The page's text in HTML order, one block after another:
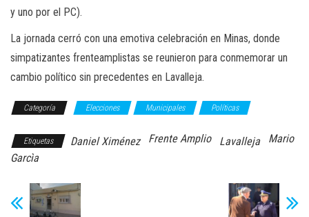
y uno por el PC).
La jornada cerró con una emotiva celebración en Minas, donde
simpatizantes frenteamplistas se reunieron para conmemorar un
cambio político sin precedentes en Lavalleja.
Categoría Elecciones Municipales Políticas
Etiquetas Daniel Ximénez Frente Amplio Lavalleja
Mario
Garcìa